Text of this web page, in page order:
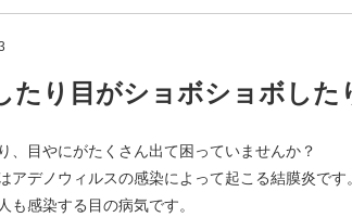
たり目がショボショボした
、目やにがたくさん出て困っていませんか？
アデノウィルスの感染によって起こる結膜炎です。
も感染する目の病気です。